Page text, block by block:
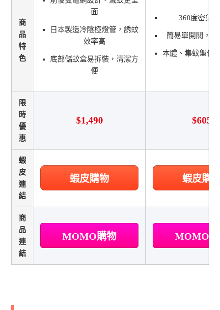
商
品
特
色
面
日本製造冷陰極燈管，誘蚊
效率高
底部儲蚊盒易拆裝，清潔方
便
360度密集
簡易單開關，安
本體、集蚊盤使
限
時
優
惠
$1,490 $605
蝦
皮
連
結
蝦皮購物 蝦皮購
商
品
連
結
MOMO購物 MOMO